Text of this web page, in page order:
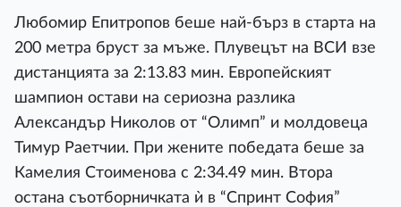
Любомир Епитропов беше най-бърз в старта на
200 метра бруст за мъже. Плувецът на ВСИ взе
дистанцията за 2:13.83 мин. Европейският
шампион остави на сериозна разлика
Александър Николов от “Олимп” и молдовеца
Тимур Раетчии. При жените победата беше за
Камелия Стоименова с 2:34.49 мин. Втора
остана съотборничката ѝ в “Спринт София”